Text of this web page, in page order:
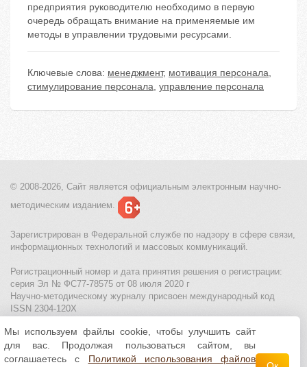
предприятия руководителю необходимо в первую
очередь обращать внимание на применяемые им
методы в управлении трудовыми ресурсами.
Ключевые слова: менеджмент, мотивация персонала,
стимулирование персонала, управление персонала
© 2008-2026, Сайт является официальным электронным научно-
методическим изданием.
Зарегистрирован в Федеральной службе по надзору в сфере связи,
информационных технологий и массовых коммуникаций.
Регистрационный номер и дата принятия решения о регистрации:
серия Эл № ФС77-78575 от 08 июля 2020 г
Научно-методическому журналу присвоен международный код
ISSN 2304-120X
МЦИТО|Школьные олимпиады и онлайн конкурсы для детей
Политика использования файлов cookie| Политика обработки и
защиты персональных данных
Мы используем файлы cookie, чтобы улучшить сайт
для вас. Продолжая пользоваться сайтом, вы
соглашаетесь с Политикой использования файлов